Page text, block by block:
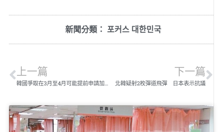
新聞分類： 포커스 대한민국
上一篇
韓國爭取在3月至4月可能提前申請加入CPTPP
下一篇
北韓疑射2枚彈道飛彈 日本表示抗議